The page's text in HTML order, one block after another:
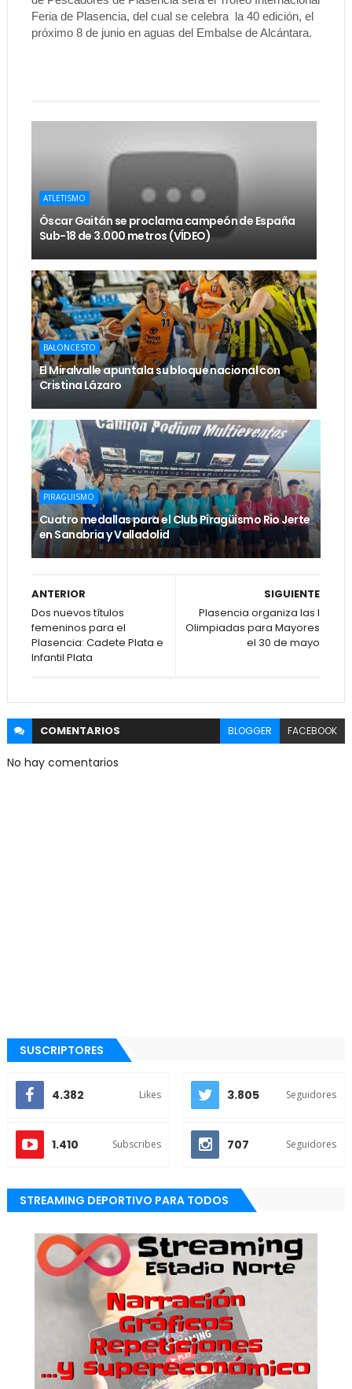
Feria de Plasencia, del cual se celebra la 40 edición, el
próximo 8 de junio en aguas del Embalse de Alcántara.
ATLETISMO
Óscar Gaitán se proclama campeón de España
Sub-18 de 3.000 metros (VÍDEO)
BALONCESTO
El Miralvalle apuntala su bloque nacional con
Cristina Lázaro
PIRAGUISMO
Cuatro medallas para el Club Piragüismo Rio Jerte
en Sanabria y Valladolid
SIGUIENTE
Plasencia organiza las I
Olimpiadas para Mayores
el 30 de mayo
ANTERIOR
Dos nuevos títulos
femeninos para el
Plasencia: Cadete Plata e
Infantil Plata
COMENTARIOS BLOGGER FACEBOOK
No hay comentarios
SUSCRIPTORES
4.382 Likes 3.805 Seguidores
1.410 Subscribes 707 Seguidores
STREAMING DEPORTIVO PARA TODOS